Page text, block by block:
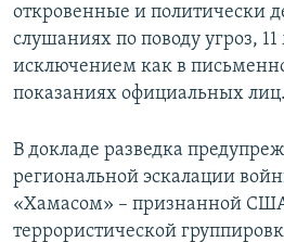
откровенные и политически
слушаниях по поводу угроз, 11
исключением как в
показаниях официальных лиц.
В докладе разведка
региональной эскалации
«Хамасом» – признанной
террористической